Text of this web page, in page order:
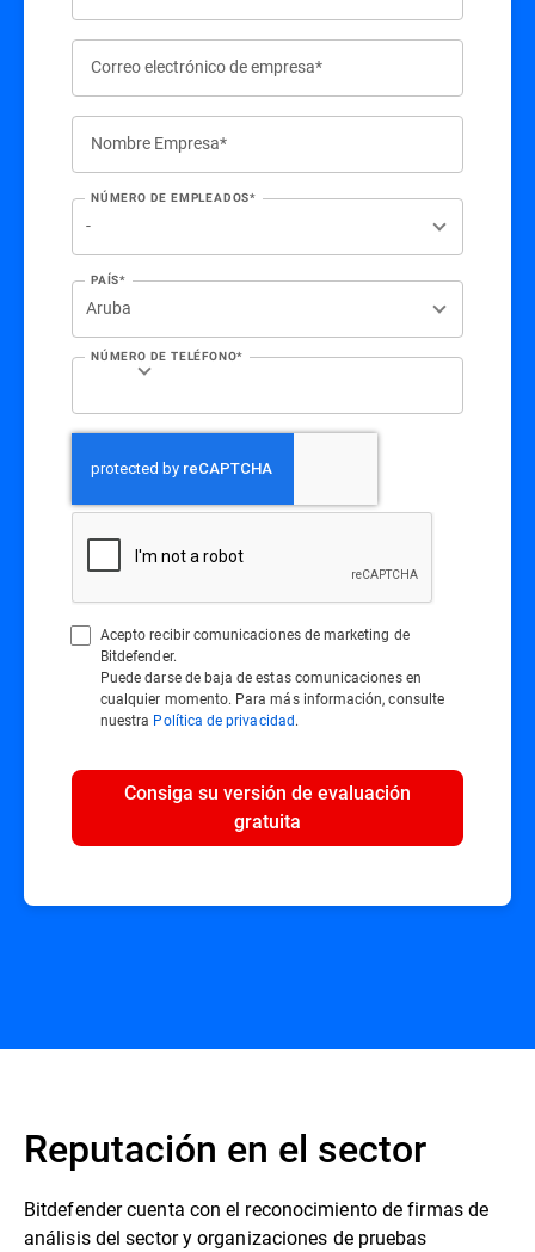
Correo electrónico de empresa*
Nombre Empresa*
NÚMERO DE EMPLEADOS*
PAÍS*
NÚMERO DE TELÉFONO*
Acepto recibir comunicaciones de marketing de
Bitdefender.
Puede darse de baja de estas comunicaciones en
cualquier momento. Para más información, consulte
nuestra Política de privacidad.
Consiga su versión de evaluación
gratuita
Reputación en el sector
Bitdefender cuenta con el reconocimiento de firmas de
análisis del sector y organizaciones de pruebas